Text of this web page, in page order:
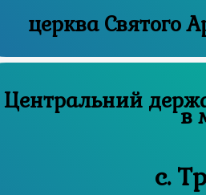
церква Святого
Центральний державний
в
с.